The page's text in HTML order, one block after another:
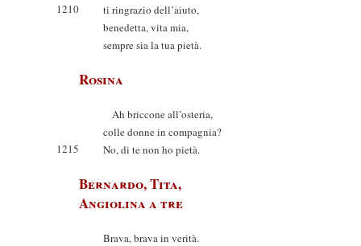
1210
ti ringrazio dell’aiuto,
benedetta, vita mia,
sempre sia la tua pietà.
Rosina
Ah briccone all’osteria,
colle donne in compagnia?
1215
No, di te non ho pietà.
Bernardo, Tita,
Angiolina a tre
Brava, brava in verità.